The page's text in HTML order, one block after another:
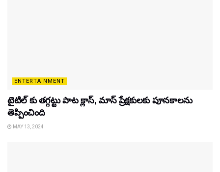
ENTERTAINMENT
టైటిల్‌ కు తగ్గట్టు పాట క్లాస్, మాస్ ప్రేక్షకులకు పూనకాలను
తెప్పించింది
MAY 13, 2024